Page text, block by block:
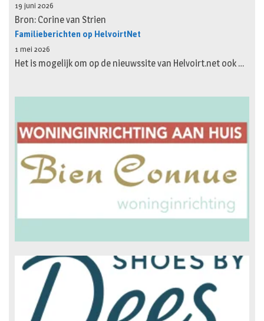
19 juni 2026
Bron: Corine van Strien
Familieberichten op HelvoirtNet
1 mei 2026
Het is mogelijk om op de nieuwssite van Helvoirt.net ook …